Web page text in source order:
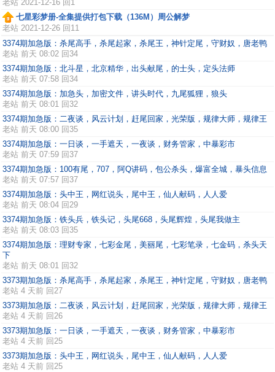
老站 2021-12-16 回1
七星彩梦册-全集提供打包下载（136M）周公解梦
老站 2021-12-26 回11
3374期加急版：杀尾高手，杀尾起家，杀尾王，神针定尾，守财奴，唐老鸭
老站 前天 08:02 回34
3374期加急版：北斗星，北京精华，出头献尾，的士头，定头法师
老站 前天 07:58 回34
3374期加急版：加急头，加密文件，讲头时代，九尾狐狸，狼头
老站 前天 08:01 回32
3374期加急版：二夜谈，风云计划，赶尾回家，光荣版，规律大师，规律王
老站 前天 08:00 回35
3374期加急版：一日谈，一手遮天，一夜谈，财务管家，中暴彩市
老站 前天 07:59 回37
3374期加急版：100有尾，707，阿Q讲码，包公杀头，爆富全城，暴头信息
老站 前天 07:57 回37
3374期加急版：头中王，网红说头，尾中王，仙人献码，人人爱
老站 前天 08:04 回29
3374期加急版：铁头兵，铁头记，头尾668，头尾辉煌，头尾我做主
老站 前天 08:03 回35
3374期加急版：理财专家，七彩金尾，美丽尾，七彩笔录，七金码，杀头天
下
老站 前天 08:01 回32
3373期加急版：杀尾高手，杀尾起家，杀尾王，神针定尾，守财奴，唐老鸭
老站 4 天前 回27
3373期加急版：二夜谈，风云计划，赶尾回家，光荣版，规律大师，规律王
老站 4 天前 回26
3373期加急版：一日谈，一手遮天，一夜谈，财务管家，中暴彩市
老站 4 天前 回25
3373期加急版：头中王，网红说头，尾中王，仙人献码，人人爱
老站 4 天前 回25